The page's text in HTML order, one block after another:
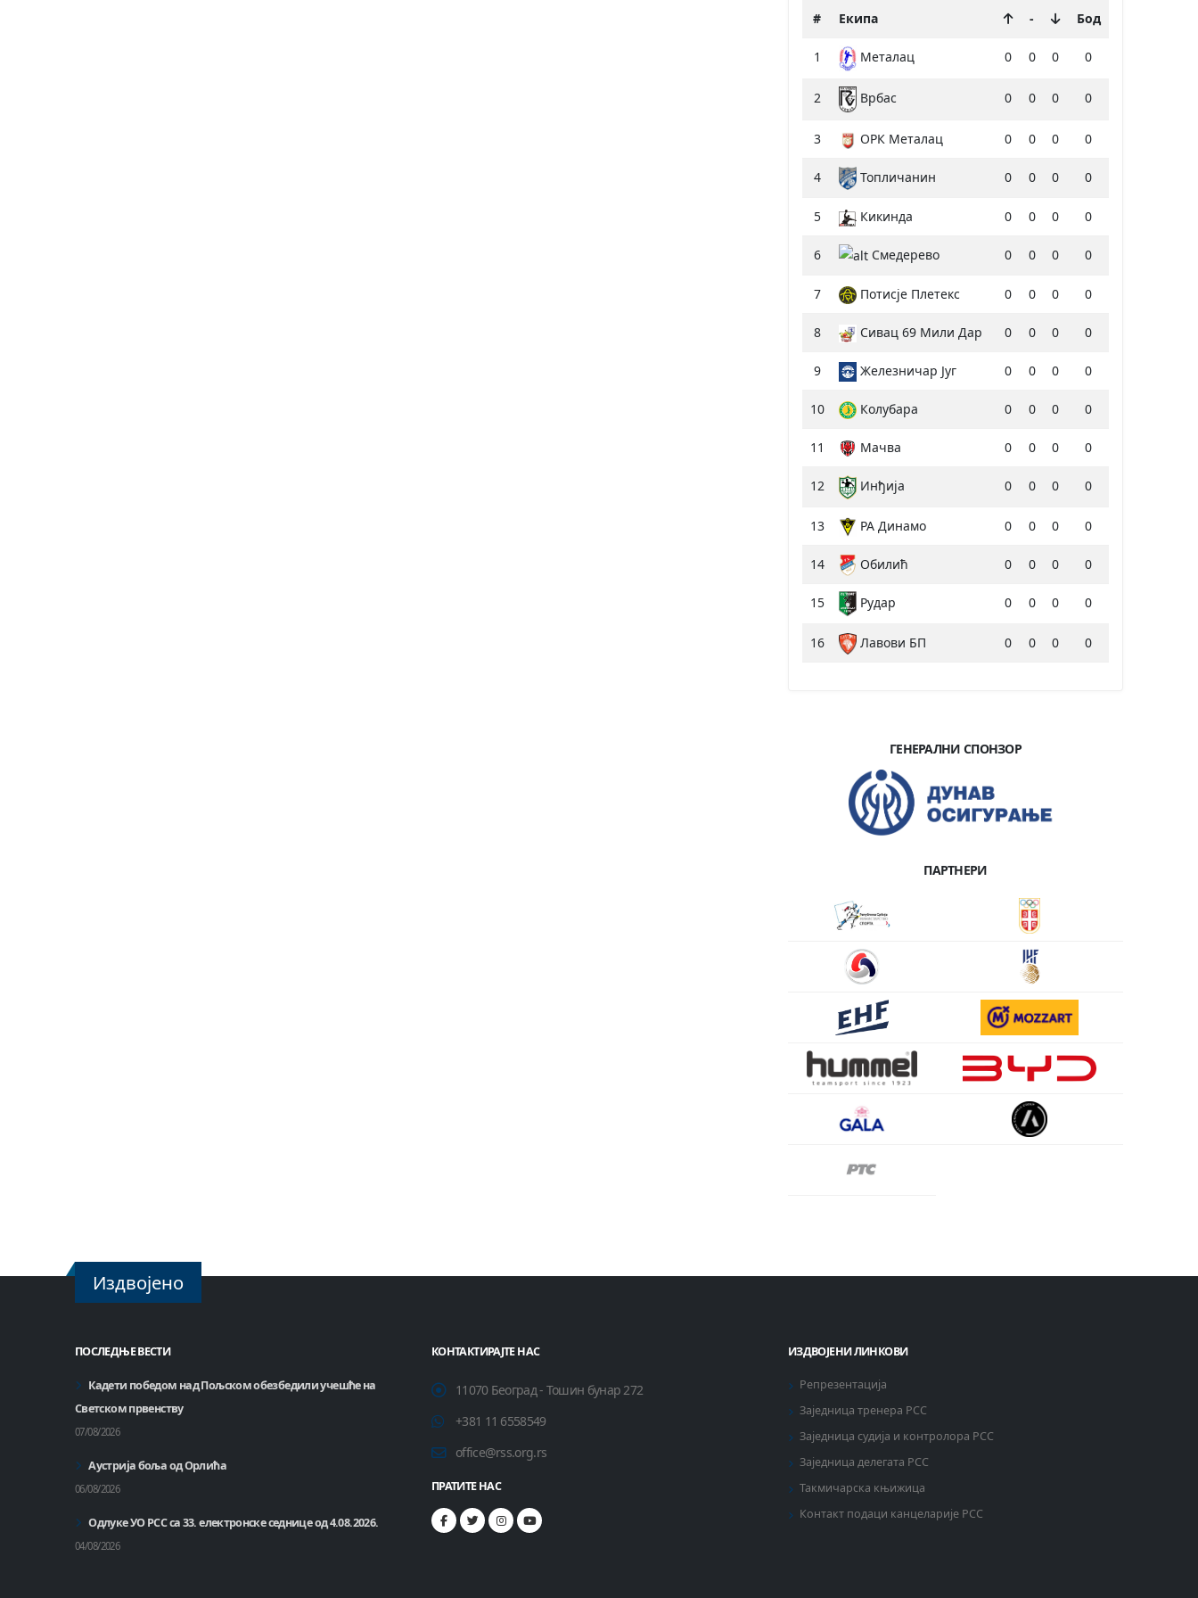
# Екипа - Бод
1 Металац 0 0 0 0
2 Врбас 0 0 0 0
3 ОРК Металац 0 0 0 0
4 Топличанин 0 0 0 0
5 Кикинда 0 0 0 0
6 Смедерево 0 0 0 0
7 Потисје Плетекс 0 0 0 0
8 Сивац 69 Мили Дар 0 0 0 0
9 Железничар Југ 0 0 0 0
10 Колубара 0 0 0 0
11 Мачва 0 0 0 0
12 Инђија 0 0 0 0
13 РА Динамо 0 0 0 0
14 Обилић 0 0 0 0
15 Рудар 0 0 0 0
16 Лавови БП 0 0 0 0
ГЕНЕРАЛНИ СПОНЗОР
ПАРТНЕРИ
Издвојено
ПОСЛЕДЊЕ ВЕСТИ
Кадети победом над Пољском обезбедили учешће на
Светском првенству
07/08/2026
Аустрија боља од Орлића
06/08/2026
Одлуке УО РСС са 33. електронске седнице од 4.08.2026.
04/08/2026
КОНТАКТИРАЈТЕ НАС
11070 Београд - Тошин бунар 272
+381 11 6558549
office@rss.org.rs
ПРАТИТЕ НАС
ИЗДВОЈЕНИ ЛИНКОВИ
Репрезентација
Заједница тренера РСС
Заједница судија и контролора РСС
Заједница делегата РСС
Такмичарска књижица
Контакт подаци канцеларије РСС